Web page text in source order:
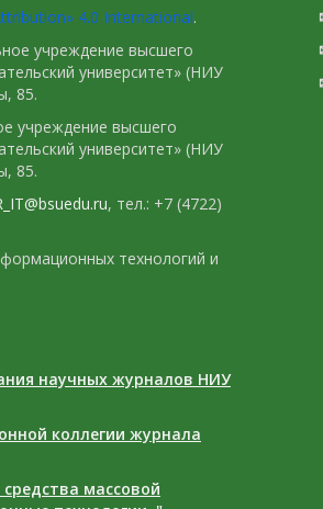
4.0 International.
учреждение высшего
университет» (НИУ
85.
учреждение высшего
университет» (НИУ
85.
, тел.: +7 (4722)
технологий и
научных журналов НИУ
коллегии журнала
массовой